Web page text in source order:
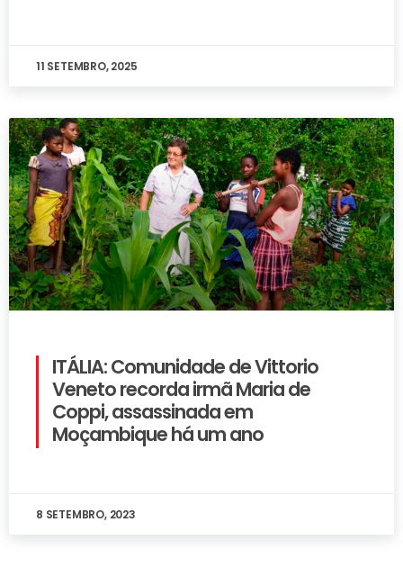
11 SETEMBRO, 2025
ITÁLIA: Comunidade de Vittorio
Veneto recorda irmã Maria de
Coppi, assassinada em
Moçambique há um ano
8 SETEMBRO, 2023